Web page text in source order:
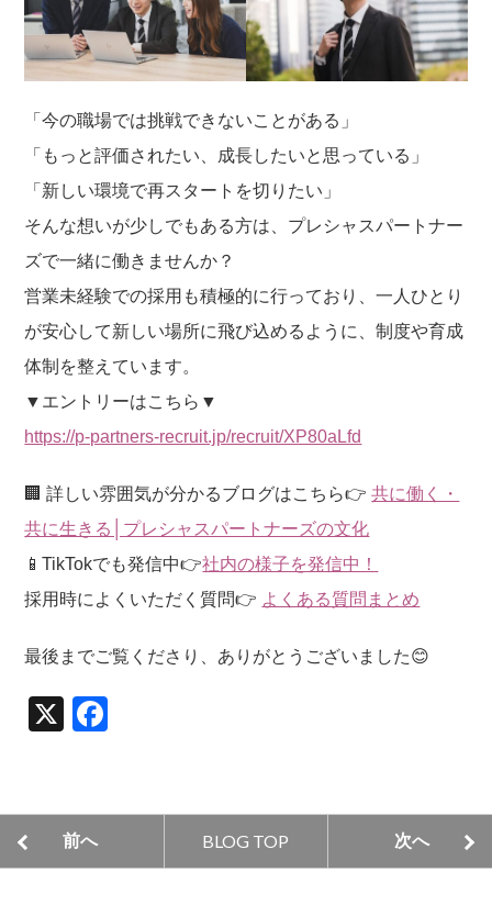
「今の職場では挑戦できないことがある」
「もっと評価されたい、成長したいと思っている」
「新しい環境で再スタートを切りたい」
そんな想いが少しでもある方は、プレシャスパートナー
ズで一緒に働きませんか？
営業未経験での採用も積極的に行っており、一人ひとり
が安心して新しい場所に飛び込めるように、制度や育成
体制を整えています。
▼エントリーはこちら▼
https://p-partners-recruit.jp/recruit/XP80aLfd
🏢 詳しい雰囲気が分かるブログはこちら👉共に働く・
共に生きる│プレシャスパートナーズの文化
📱TikTokでも発信中👉社内の様子を発信中！
採用時によくいただく質問👉 よくある質問まとめ
最後までご覧くださり、ありがとうございました😊
X
e
前へ BLOG TOP 次へ